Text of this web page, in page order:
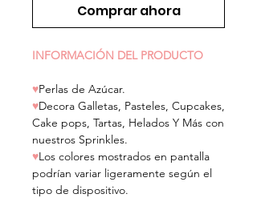
Comprar ahora
INFORMACIÓN DEL PRODUCTO
♥Perlas de Azúcar.
♥Decora Galletas, Pasteles, Cupcakes,
Cake pops, Tartas, Helados Y Más con
nuestros Sprinkles.
♥Los colores mostrados en pantalla
podrían variar ligeramente según el
tipo de dispositivo.